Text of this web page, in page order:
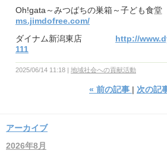
Oh!gata～みつばちの巣箱～子ども食
ms.jimdofree.com/
ダイナム新潟東店 http://
111
2025/06/14 11:18 地域社会への貢献活動
« 前の記事 次の記
アーカイブ
2026年8月